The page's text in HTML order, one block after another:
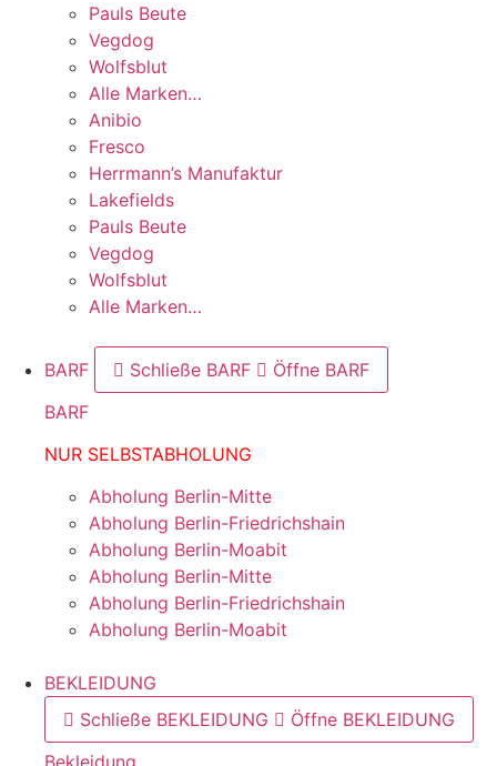
Pauls Beute
Vegdog
Wolfsblut
Alle Marken…
Anibio
Fresco
Herrmann’s Manufaktur
Lakefields
Pauls Beute
Vegdog
Wolfsblut
Alle Marken…
BARF Schließe BARF
Öffne BARF
BARF
NUR SELBSTABHOLUNG
Abholung Berlin-Mitte
Abholung Berlin-Friedrichshain
Abholung Berlin-Moabit
Abholung Berlin-Mitte
Abholung Berlin-Friedrichshain
Abholung Berlin-Moabit
BEKLEIDUNG
Schließe BEKLEIDUNG
Öffne BEKLEIDUNG
Bekleidung